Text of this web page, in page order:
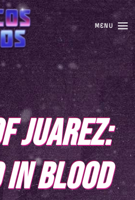
MENU
JUAREZ:
BLOOD